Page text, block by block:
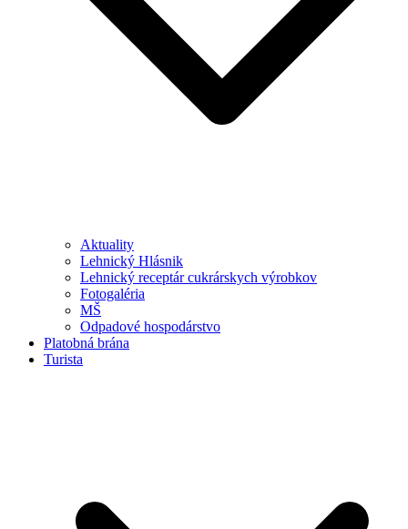
Aktuality
Lehnický Hlásnik
Lehnický receptár cukrárskych výrobkov
Fotogaléria
MŠ
Odpadové hospodárstvo
Platobná brána
Turista